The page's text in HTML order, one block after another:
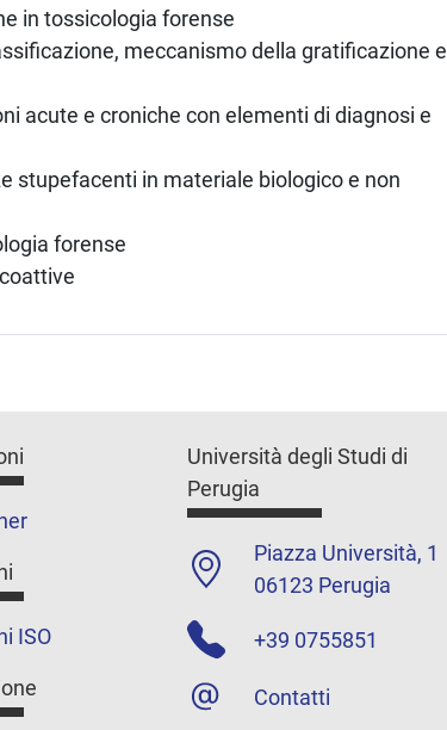
in tossicologia forense
meccanismo della gratificazione e
acute e croniche con elementi di diagnosi e
stupefacenti in materiale biologico e non
forense
ISO
Università degli Studi di
Perugia
Piazza Università, 1
06123 Perugia
+39 0755851
Contatti